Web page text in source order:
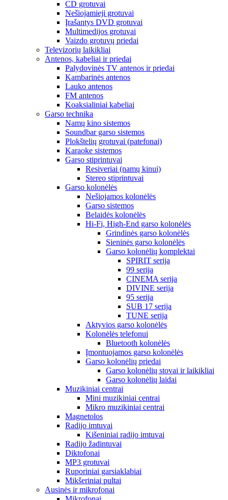
CD grotuvai
Nešiojamieji grotuvai
Įrašantys DVD grotuvai
Multimedijos grotuvai
Vaizdo grotuvų priedai
Televizorių laikikliai
Antenos, kabeliai ir priedai
Palydovinės TV antenos ir priedai
Kambarinės antenos
Lauko antenos
FM antenos
Koaksialiniai kabeliai
Garso technika
Namų kino sistemos
Soundbar garso sistemos
Plokštelių grotuvai (patefonai)
Karaoke sistemos
Garso stiprintuvai
Resiveriai (namų kinui)
Stereo stiprintuvai
Garso kolonėlės
Nešiojamos kolonėlės
Garso sistemos
Belaidės kolonėlės
Hi-Fi, High-End garso kolonėlės
Grindinės garso kolonėlės
Sieninės garso kolonėlės
Garso kolonėlių komplektai
SPIRIT serija
99 serija
CINEMA serija
DIVINE serija
95 serija
SUB 17 serija
TUNE serija
Aktyvios garso kolonėlės
Kolonėlės telefonui
Bluetooth kolonėlės
Įmontuojamos garso kolonėlės
Garso kolonėlių priedai
Garso kolonėlių stovai ir laikikliai
Garso kolonėlių laidai
Muzikiniai centrai
Mini muzikiniai centrai
Mikro muzikiniai centrai
Magnetolos
Radijo imtuvai
Kišeniniai radijo imtuvai
Radijo žadintuvai
Diktofonai
MP3 grotuvai
Ruporiniai garsiaklabiai
Mikšeriniai pultai
Ausinės ir mikrofonai